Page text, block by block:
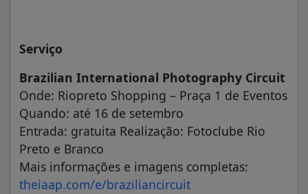
Serviço
Brazilian International Photography Circuit
Onde: Riopreto Shopping – Praça 1 de Eventos
Quando: até 16 de setembro
Entrada: gratuita Realização: Fotoclube Rio
Preto e Branco
Mais informações e imagens completas:
theiaap.com/e/braziliancircuit